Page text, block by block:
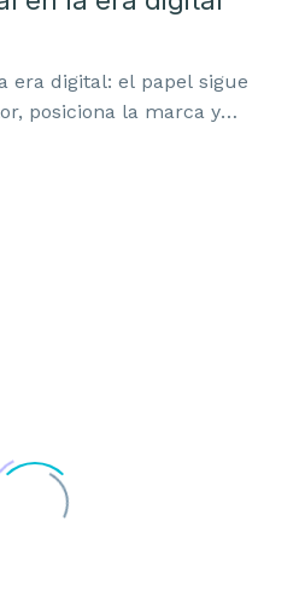
era digital: el papel sigue
posiciona la marca y